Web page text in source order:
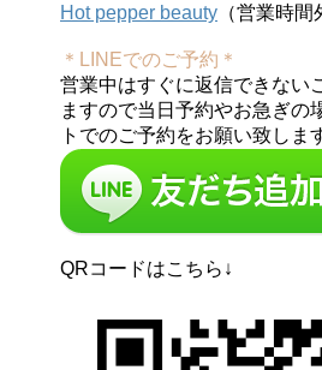
Hot pepper beauty （営業時間
＊LINEでのご予約＊
営業中はすぐに返信できない
ますので当日予約やお急ぎの
トでのご予約をお願い致しま
QRコードはこちら↓